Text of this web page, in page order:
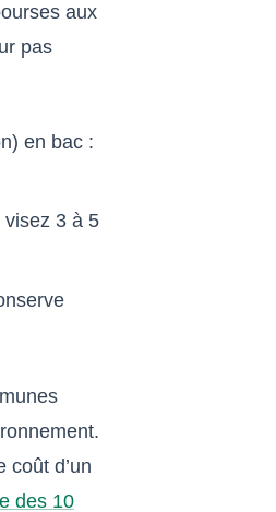
aux
pas
en bac :
visez 3 à 5
d’un
des 10